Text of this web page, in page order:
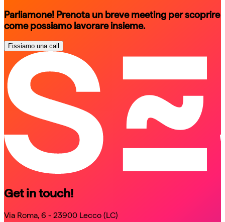
Parliamone! Prenota un breve meeting per scoprire
come possiamo lavorare insieme.
Fissiamo una call
schedule a call
schedule a call
Get in touch!
Via Roma, 6 - 23900 Lecco (LC)